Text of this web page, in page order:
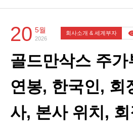
20 5월
2026
회사소개 & 세계부자
골드만삭스 주가
연봉, 한국인, 회
사, 본사 위치,